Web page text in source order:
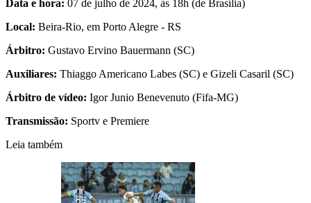
Data e hora: 07 de julho de 2024, às 18h (de Brasília)
Local: Beira-Rio, em Porto Alegre - RS
Árbitro: Gustavo Ervino Bauermann (SC)
Auxiliares: Thiaggo Americano Labes (SC) e Gizeli Casaril (SC)
Árbitro de vídeo: Igor Junio Benevenuto (Fifa-MG)
Transmissão: Sportv e Premiere
Leia também